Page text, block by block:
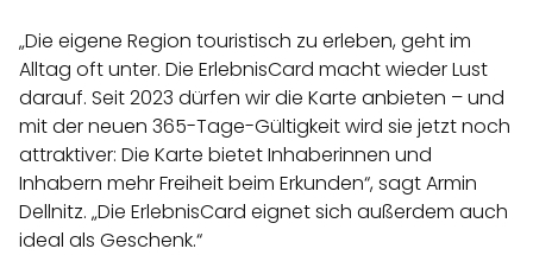
„Die eigene Region touristisch zu erleben, geht im
Alltag oft unter. Die ErlebnisCard macht wieder Lust
darauf. Seit 2023 dürfen wir die Karte anbieten – und
mit der neuen 365-Tage-Gültigkeit wird sie jetzt noch
attraktiver: Die Karte bietet Inhaberinnen und
Inhabern mehr Freiheit beim Erkunden“, sagt Armin
Dellnitz. „Die ErlebnisCard eignet sich außerdem auch
ideal als Geschenk.“